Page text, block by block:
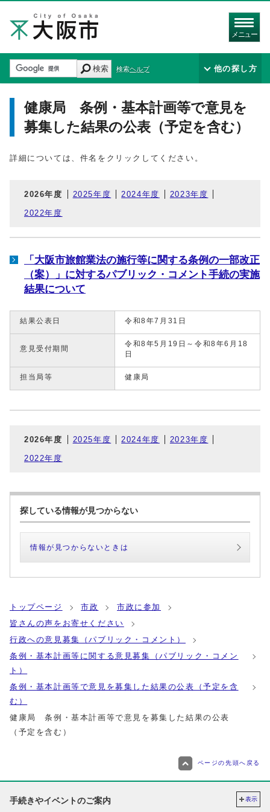
メニュー
検索 検索ヘルプ 他の探し方
健康局 条例・基本計画等で意見を
募集した結果の公表（予定を含む）
詳細については、件名をクリックしてください。
2026年度 2025年度 2024年度 2023年度
2022年度
「大阪市旅館業法の施行等に関する条例の一部改正
（案）」に対するパブリック・コメント手続の実施
結果について
結果公表日 令和8年7月31日
意見受付期間
令和8年5月19日～令和8年6月18
日
担当局等 健康局
2026年度 2025年度 2024年度 2023年度
2022年度
探している情報が見つからない
情報が見つからないときは
トップページ 市政
市政に参加
皆さんの声をお寄せください
行政への意見募集（パブリック・コメント）
条例・基本計画等に関する意見募集（パブリック・コメン
ト）
条例・基本計画等で意見を募集した結果の公表（予定を含
む）
健康局 条例・基本計画等で意見を募集した結果の公表
（予定を含む）
ページの先頭へ戻る
手続きやイベントのご案内 表示